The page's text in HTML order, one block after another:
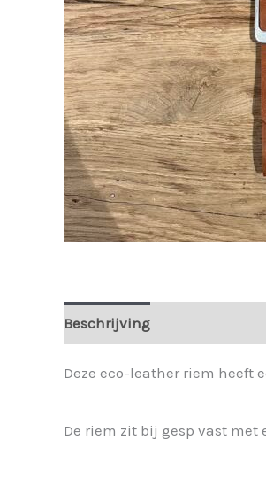
Beschrijving
Deze eco-leather riem heeft
De riem zit bij gesp vast